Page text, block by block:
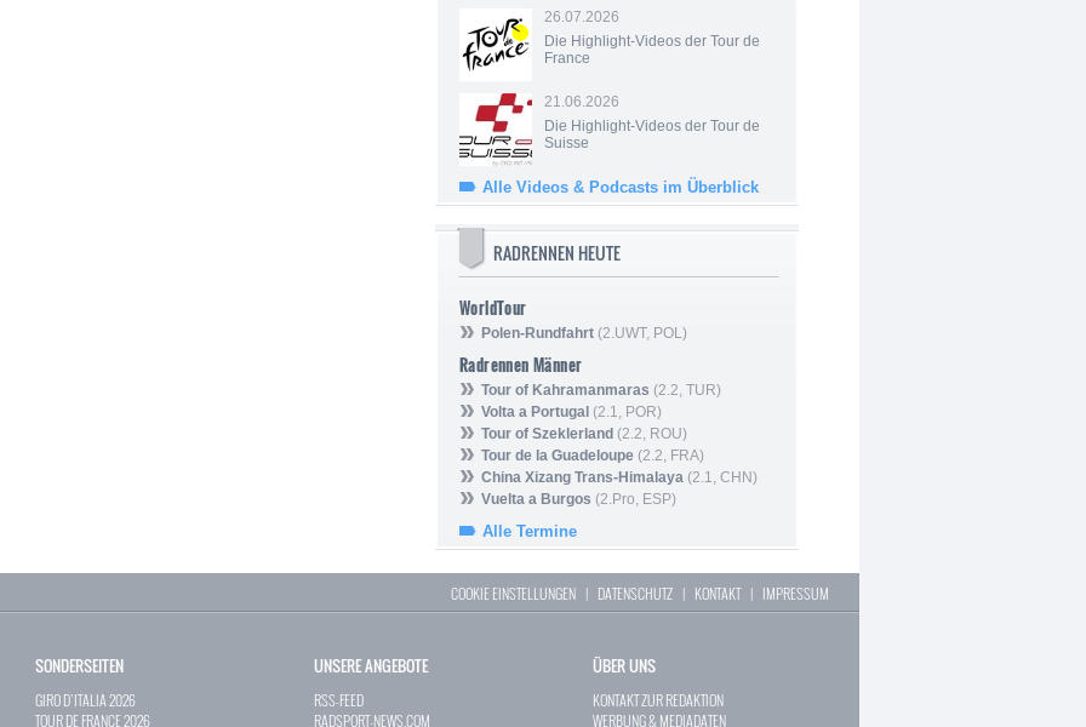
26.07.2026
Die Highlight-Videos der Tour de
France
21.06.2026
Die Highlight-Videos der Tour de
Suisse
Alle Videos & Podcasts im Überblick
RADRENNEN HEUTE
WorldTour
Polen-Rundfahrt (2.UWT, POL)
Radrennen Männer
Tour of Kahramanmaras (2.2, TUR)
Volta a Portugal (2.1, POR)
Tour of Szeklerland (2.2, ROU)
Tour de la Guadeloupe (2.2, FRA)
China Xizang Trans-Himalaya (2.1, CHN)
Vuelta a Burgos (2.Pro, ESP)
Alle Termine
COOKIE EINSTELLUNGEN | DATENSCHUTZ | KONTAKT| IMPRESSUM
SONDERSEITEN
GIRO D`ITALIA 2026
TOUR DE FRANCE 2026
UNSERE ANGEBOTE
RSS-FEED
RADSPORT-NEWS.COM
ÜBER UNS
KONTAKT ZUR REDAKTION
WERBUNG & MEDIADATEN